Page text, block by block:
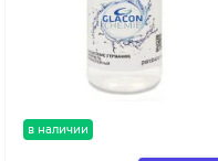
в наличии